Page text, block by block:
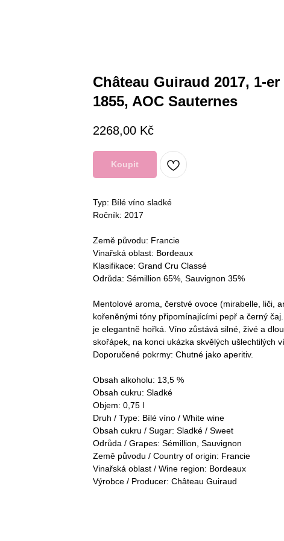
Château Guiraud 2017, 1-
1855, AOC Sauternes
2268,00 Kč
Koupit
Typ: Bílé víno sladké
Ročník: 2017
Země původu: Francie
Vinařská oblast: Bordeaux
Klasifikace: Grand Cru Classé
Odrůda: Sémillion 65%, Sauvignon 35%
Mentolové aroma, čerstvé ovoce (mirabelle, liči,
kořeněnými tóny připomínajícími pepř a černý
je elegantně hořká. Víno zůstává silné, živé a
skořápek, na konci ukázka skvělých ušlechtilých
Doporučené pokrmy: Chutné jako aperitiv.
Obsah alkoholu: 13,5 %
Obsah cukru: Sladké
Objem: 0,75 l
Druh / Type: Bílé víno / White wine
Obsah cukru / Sugar: Sladké / Sweet
Odrůda / Grapes: Sémillion, Sauvignon
Země původu / Country of origin: Francie
Vinařská oblast / Wine region: Bordeaux
Výrobce / Producer: Château Guiraud